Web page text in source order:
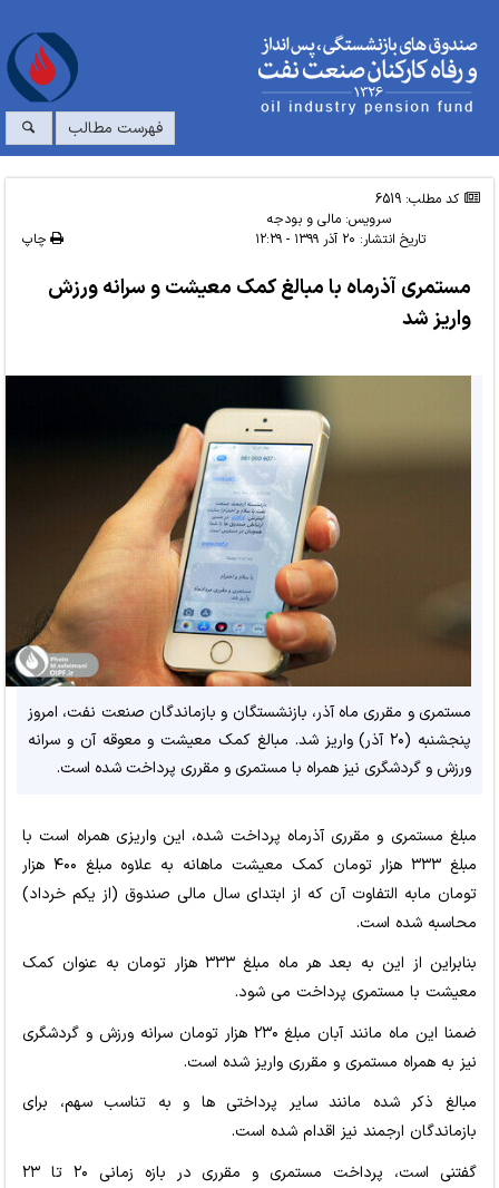
فهرست مطالب
کد مطلب: 6519
سرویس:مالی و بودجه
تاریخ انتشار: ۲۰ آذر ۱۳۹۹ - ۱۲:۲۹ چاپ
مستمری آذرماه با مبالغ کمک معیشت و سرانه ورزش
واریز شد
مستمری و مقرری ماه آذر، بازنشستگان و بازماندگان صنعت نفت، امروز
پنجشنبه (۲۰ آذر) واریز شد. مبالغ کمک معیشت و معوقه آن و سرانه
ورزش و گردشگری نیز همراه با مستمری و مقرری پرداخت شده است.
مبلغ مستمری و مقرری آذرماه پرداخت شده، این واریزی همراه است با
مبلغ ۳۳۳ هزار تومان کمک معیشت ماهانه به علاوه مبلغ ۴۰۰ هزار
تومان مابه التفاوت آن که از ابتدای سال مالی صندوق (از یکم خرداد)
محاسبه شده است.
بنابراین از این به بعد هر ماه مبلغ ۳۳۳ هزار تومان به عنوان کمک
معیشت با مستمری پرداخت می شود.
ضمنا این ماه مانند آبان مبلغ ۲۳۰ هزار تومان سرانه ورزش و گردشگری
نیز به همراه مستمری و مقرری واریز شده است.
مبالغ ذکر شده مانند سایر پرداختی ها و به تناسب سهم، برای
بازماندگان ارجمند نیز اقدام شده است.
گفتنی است، پرداخت مستمری و مقرری در بازه زمانی ۲۰ تا ۲۳